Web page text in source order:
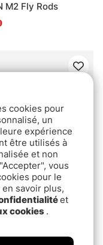
M2 Fly Rods
(3)5.0 sur 5
Neo Rod Bag
cookies pour
un
expérience
être utilisés à
et non
vous
pour le
savoir plus,
et
cookies .